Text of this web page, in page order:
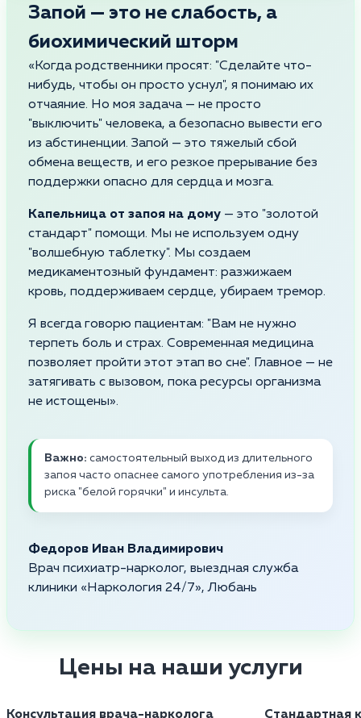
Запой — это не слабость, а
биохимический шторм
«Когда родственники просят: "Сделайте что-
нибудь, чтобы он просто уснул", я понимаю их
отчаяние. Но моя задача — не просто
"выключить" человека, а безопасно вывести его
из абстиненции. Запой — это тяжелый сбой
обмена веществ, и его резкое прерывание без
поддержки опасно для сердца и мозга.
Капельница от запоя на дому — это "золотой
стандарт" помощи. Мы не используем одну
"волшебную таблетку". Мы создаем
медикаментозный фундамент: разжижаем
кровь, поддерживаем сердце, убираем тремор.
Я всегда говорю пациентам: "Вам не нужно
терпеть боль и страх. Современная медицина
позволяет пройти этот этап во сне". Главное — не
затягивать с вызовом, пока ресурсы организма
не истощены».
Важно: самостоятельный выход из длительного
запоя часто опаснее самого употребления из-за
риска "белой горячки" и инсульта.
Федоров Иван Владимирович
Врач психиатр-нарколог, выездная служба
клиники «Наркология 24/7», Любань
Цены на наши услуги
Консультация врача-нарколога Стандартная